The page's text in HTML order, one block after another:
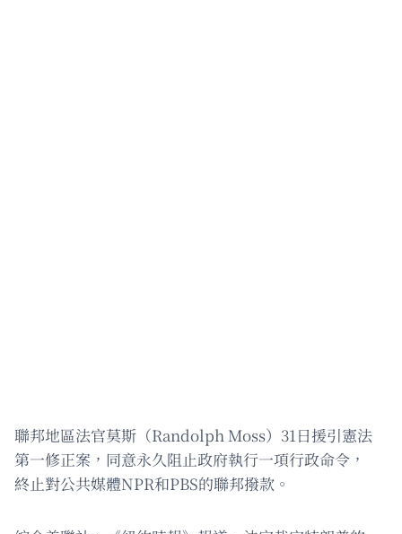
聯邦地區法官莫斯（Randolph Moss）31日援引憲法
第一修正案，同意永久阻止政府執行一項行政命令，
終止對公共媒體NPR和PBS的聯邦撥款。